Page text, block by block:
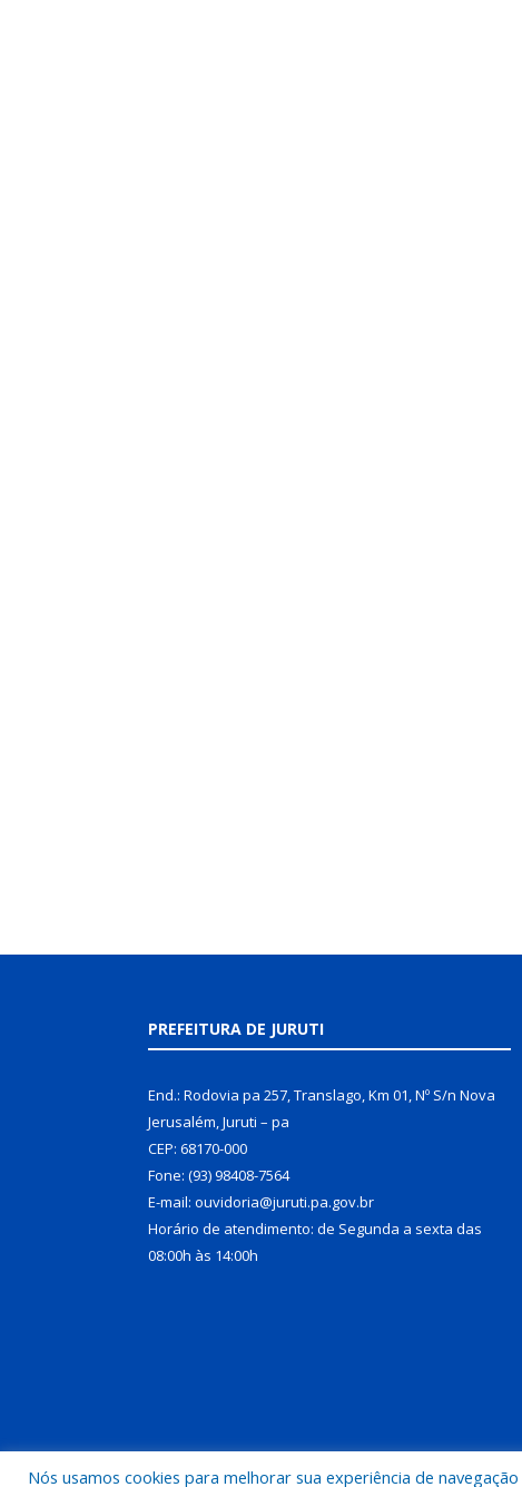
PREFEITURA DE JURUTI
End.: Rodovia pa 257, Translago, Km 01, Nº S/n Nova
Jerusalém, Juruti – pa
CEP: 68170-000
Fone: (93) 98408-7564
E-mail: ouvidoria@juruti.pa.gov.br
Horário de atendimento: de Segunda a sexta das
08:00h às 14:00h
Nós usamos cookies para melhorar sua experiência de